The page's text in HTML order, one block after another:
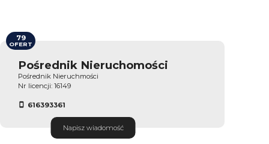
Pośrednik Nieruchomości
Pośrednik Nieruchmości
Nr licencji: 16149
616393361
Napisz wiadomość
79
OFERT